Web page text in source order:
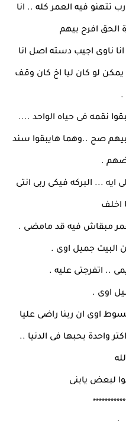
تتهنو فيه العمر كله .. انا
الحق افرح بيهم
ناوى اجيب دسته اصل انا
لو كان ليا اخ كان وقف
.
نقمه فى حياه الواحد ....
صح ..وهما هايبقوا سند
.
... البركه فيكى ربى انتى
اخلف
مبقاش فيه قد مامضى .
البيت جميل اوى .
.. اتفرجتى عليه .
اوى .
اوى ان ربنا راضى عليا
واحدة بحبها فى الدنيا ..
لبعض يابنى